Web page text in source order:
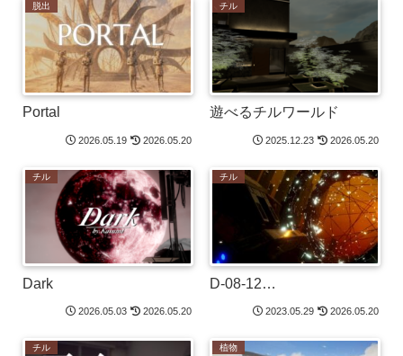
脱出
Portal
2026.05.19 2026.05.20
チル
遊べるチルワールド
2025.12.23 2026.05.20
チル
Dark
2026.05.03 2026.05.20
チル
D-08-12…
2023.05.29 2026.05.20
チル 植物